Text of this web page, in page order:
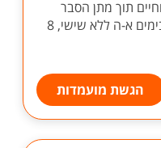
תוך מתן הסבר
מקצועי ושירות ללקוח! העבודה בימים א-ה ללא שישי, 8
הגשת מועמדות